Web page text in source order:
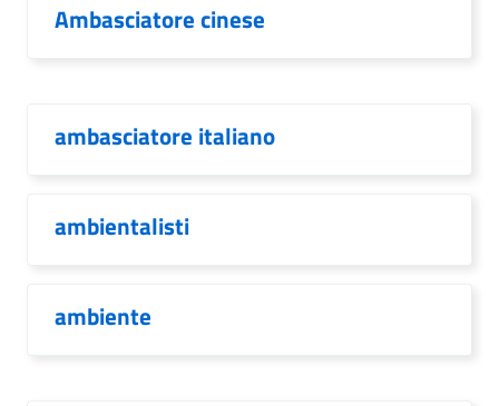
Ambasciatore cinese
ambasciatore italiano
ambientalisti
ambiente